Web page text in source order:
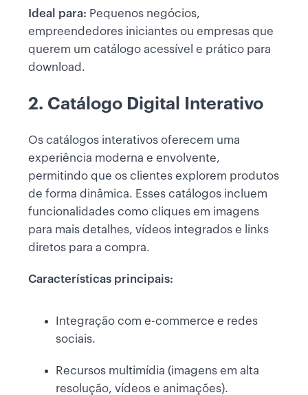
Ideal para: Pequenos negócios,
empreendedores iniciantes ou empresas que
querem um catálogo acessível e prático para
download.
2. Catálogo Digital Interativo
Os catálogos interativos oferecem uma
experiência moderna e envolvente,
permitindo que os clientes explorem produtos
de forma dinâmica. Esses catálogos incluem
funcionalidades como cliques em imagens
para mais detalhes, vídeos integrados e links
diretos para a compra.
Características principais:
Integração com e-commerce e redes
sociais.
Recursos multimídia (imagens em alta
resolução, vídeos e animações).